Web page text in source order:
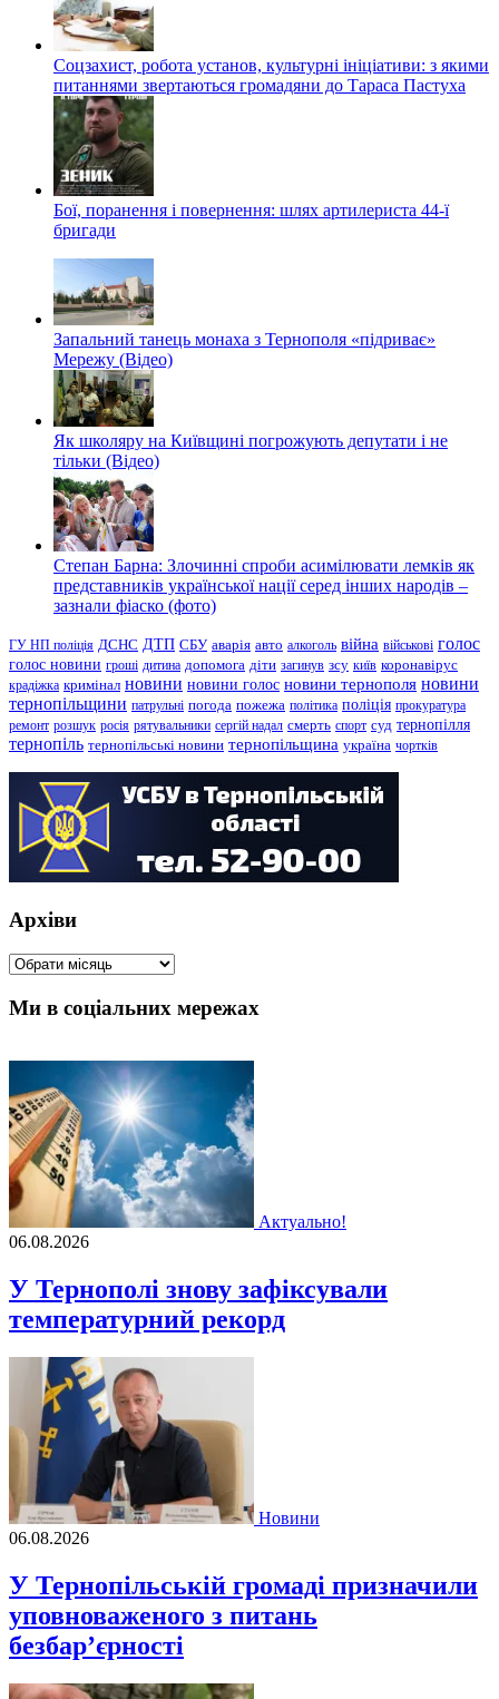
Соцзахист, робота установ, культурні ініціативи: з якими
питаннями звертаються громадяни до Тараса Пастуха
Бої, поранення і повернення: шлях артилериста 44-ї
бригади
Запальний танець монаха з Тернополя «підриває»
Мережу (Відео)
Як школяру на Київщині погрожують депутати і не
тільки (Відео)
Степан Барна: Злочинні спроби асимілювати лемків як
представників української нації серед інших народів –
зазнали фіаско (фото)
ГУ НП поліція ДСНС ДТП СБУ аварія авто алкоголь війна військові голос
голос новини гроші дитина допомога діти загинув зсу київ коронавірус
крадіжка кримінал новини новини голос новини тернополя новини
тернопільщини патрульні погода пожежа політика поліція прокуратура
ремонт розшук росія рятувальники сергій надал смерть спорт суд тернопілля
тернопіль тернопільські новини тернопільщина україна чортків
Архіви
Архіви
Ми в соціальних мережах
Актуально!
06.08.2026
У Тернополі знову зафіксували
температурний рекорд
Новини
06.08.2026
У Тернопільській громаді призначили
уповноваженого з питань
безбар’єрності